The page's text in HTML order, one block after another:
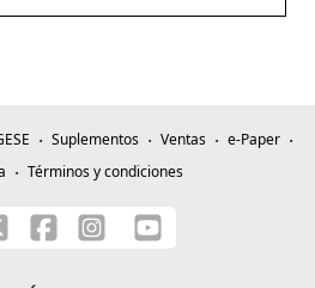
Suplementos Ventas
e-Paper
Términos y condiciones